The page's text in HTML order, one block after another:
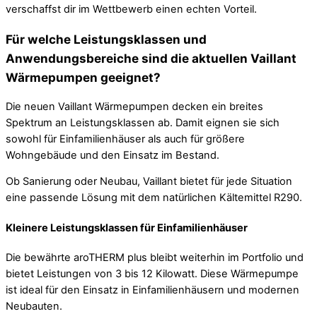
verschaffst dir im Wettbewerb einen echten Vorteil.
Für welche Leistungsklassen und
Anwendungsbereiche sind die aktuellen Vaillant
Wärmepumpen geeignet?
Die neuen Vaillant Wärmepumpen decken ein breites
Spektrum an Leistungsklassen ab. Damit eignen sie sich
sowohl für Einfamilienhäuser als auch für größere
Wohngebäude und den Einsatz im Bestand.
Ob Sanierung oder Neubau, Vaillant bietet für jede Situation
eine passende Lösung mit dem natürlichen Kältemittel R290.
Kleinere Leistungsklassen für Einfamilienhäuser
Die bewährte aroTHERM plus bleibt weiterhin im Portfolio und
bietet Leistungen von 3 bis 12 Kilowatt. Diese Wärmepumpe
ist ideal für den Einsatz in Einfamilienhäusern und modernen
Neubauten.